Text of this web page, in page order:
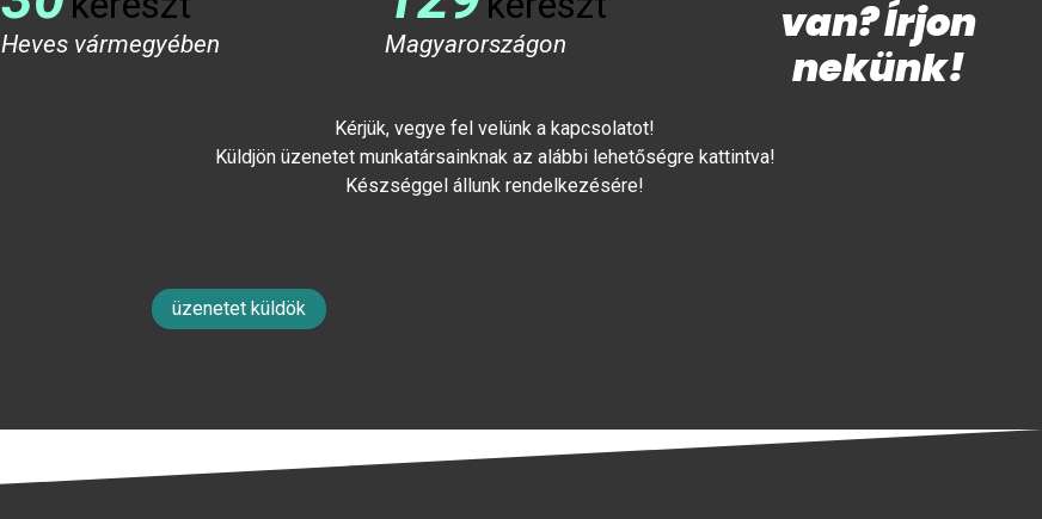
Heves vármegyében Magyarországon
van? Írjon
nekünk!
Kérjük, vegye fel velünk a kapcsolatot!
Küldjön üzenetet munkatársainknak az alábbi lehetőségre kattintva!
Készséggel állunk rendelkezésére!
üzenetet küldök